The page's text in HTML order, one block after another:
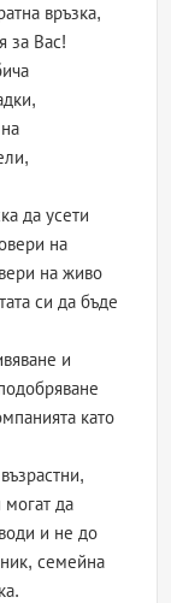
връзка,
за Вас!
да усети
на
на живо
си да бъде
и
като
да
и не до
семейна